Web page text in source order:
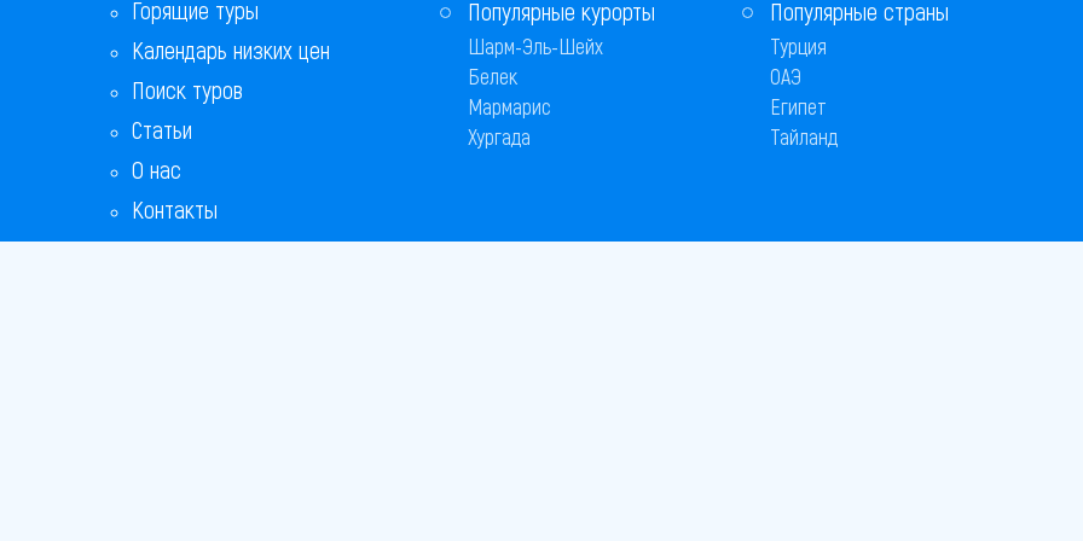
Горящие туры
Календарь низких цен
Поиск туров
Статьи
О нас
Контакты
Бонусная программа
Популярные курорты
Шарм-Эль-Шейх
Белек
Мармарис
Хургада
Популярные страны
Турция
ОАЭ
Египет
Тайланд